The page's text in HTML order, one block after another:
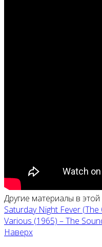
Другие материалы в этой
Saturday Night Fever
Various (1965) – The
Наверх